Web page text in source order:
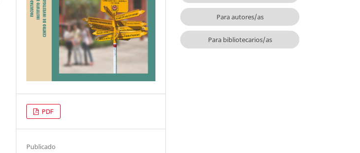
PDF
Publicado
Para autores/as
Para bibliotecarios/as